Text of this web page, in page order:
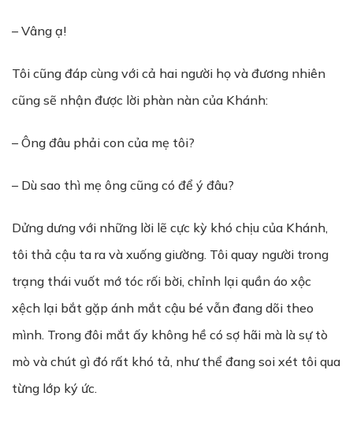
– Vâng ạ!
Tôi cũng đáp cùng với cả hai người họ và đương nhiên
cũng sẽ nhận được lời phàn nàn của Khánh:
– Ông đâu phải con của mẹ tôi?
– Dù sao thì mẹ ông cũng có để ý đâu?
Dửng dưng với những lời lẽ cực kỳ khó chịu của Khánh,
tôi thả cậu ta ra và xuống giường. Tôi quay người trong
trạng thái vuốt mớ tóc rối bời, chỉnh lại quần áo xộc
xệch lại bắt gặp ánh mắt cậu bé vẫn đang dõi theo
mình. Trong đôi mắt ấy không hề có sợ hãi mà là sự tò
mò và chút gì đó rất khó tả, như thể đang soi xét tôi qua
từng lớp ký ức.